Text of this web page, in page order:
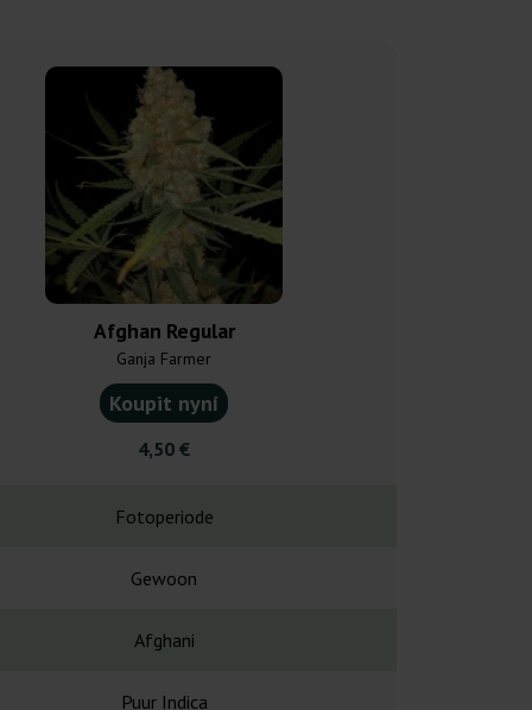
Afghan Regular
Ganja Farmer
Koupit nyní
4,50 €
Fotoperiode
Gewoon
Afghani
Puur Indica